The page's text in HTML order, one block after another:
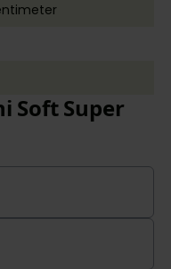
Soft Super